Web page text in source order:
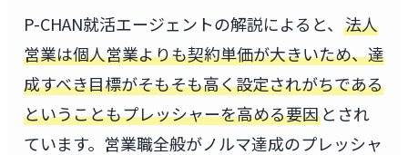
P-CHAN就活エージェントの解説によると、 法人
営業は個人営業よりも契約単価が大きいため、達
成すべき目標がそもそも高く設定されがちである
ということもプレッシャーを高める要因とされ
ています。営業職全般がノルマ達成のプレッシャ